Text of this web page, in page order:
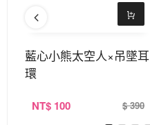
藍心小熊太空人×吊墜耳
環
NT$ 100 $ 390